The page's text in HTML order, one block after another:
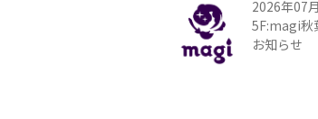
2026年07
5F:magi秋
お知らせ